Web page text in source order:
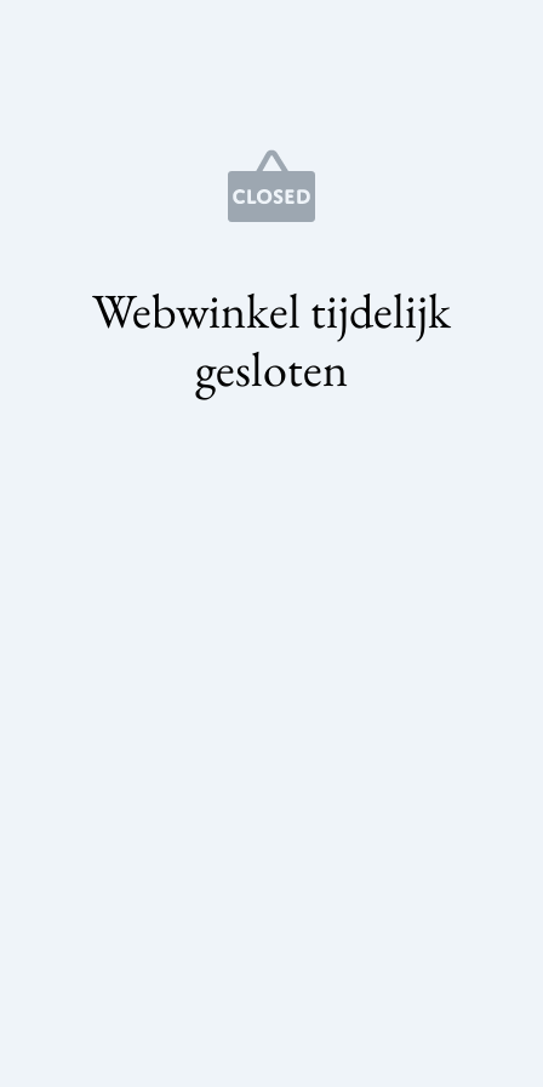
Webwinkel tijdelijk
gesloten